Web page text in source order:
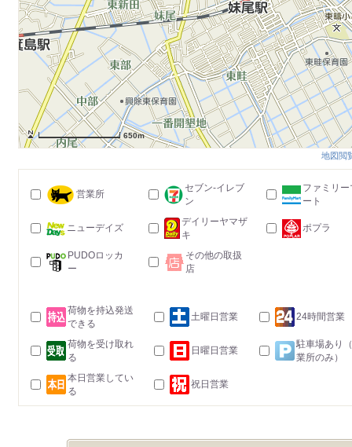
650m
地図閲
営業所
セブン-イレブ
ン
ファミリー
ート
ニューデイズ
デイリーヤマザ
キ
ポプラ
PUDOロッカ
ー
その他の取扱
店
荷物を持込発送
できる
土曜日営業 24時間営業
荷物を受け取れ
る
日曜日営業
駐車場あり
業所のみ）
本日営業してい
る
祝日営業